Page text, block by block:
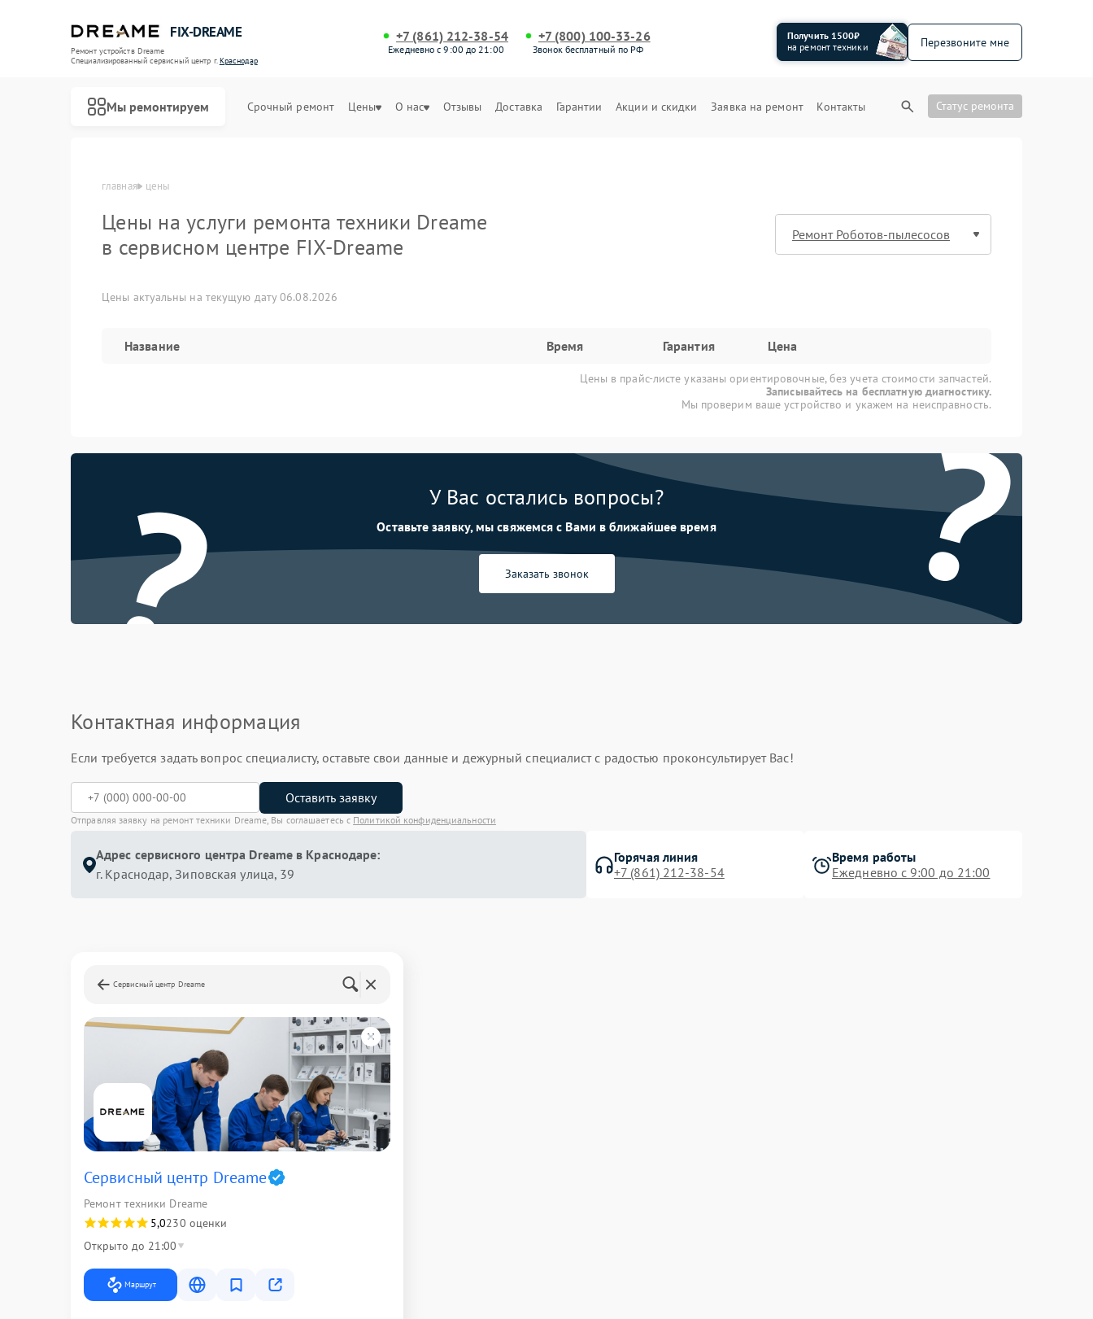
FIX-DREAME
Ремонт устройств Dreame
Специализированный cервисный центр г.Краснодар
+7 (861) 212-38-54
Ежедневно с 9:00 до 21:00
+7 (800) 100-33-26
Звонок бесплатный по РФ
Получить 1500₽
на ремонт техники
Перезвоните мне
Мы ремонтируем Срочный ремонт Цены О нас Отзывы Доставка Гарантии Акции и скидки Заявка на ремонт Контакты Статус ремонта
главная цены
Цены на услуги ремонта техники Dreame
в сервисном центре FIX-Dreame
Цены актуальны на текущую дату 06.08.2026
Название Время Гарантия Цена
Цены в прайс-листе указаны ориентировочные, без учета стоимости запчастей.
Записывайтесь на бесплатную диагностику.
Мы проверим ваше устройство и укажем на неисправность.
? ?
У Вас остались вопросы?
Оставьте заявку, мы свяжемся с Вами в ближайшее время
Заказать звонок
Контактная информация
Если требуется задать вопрос специалисту, оставьте свои данные и дежурный специалист с радостью проконсультирует Вас!
Оставить заявку
Отправляя заявку на ремонт техники Dreame, Вы соглашаетесь с Политикой конфиденциальности
Адрес сервисного центра Dreame в Краснодаре:
г. Краснодар, Зиповская улица, 39
Горячая линия
+7 (861) 212-38-54
Время работы
Ежедневно с 9:00 до 21:00
Сервисный центр Dreame
Сервисный центр Dreame
Ремонт техники Dreame
5,0230 оценки
Открыто до 21:00
Маршрут